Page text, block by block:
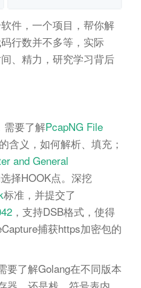
件，一个项目，帮你解
行数并不多等，实际
、精力，研究学习背后
需要了解PcapNG File
的含义，如何解析、填充；
and General
择HOOK点。深挖
标准，并提交了
，支持DSB格式，使得
捕获https加密包的
要了解Golang在不同版本